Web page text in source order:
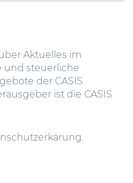
Aktuelles im
und steuerliche
der CASIS
ist die CASIS